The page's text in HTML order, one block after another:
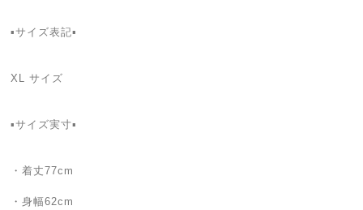
▪️サイズ表記▪
XL サイズ
▪️サイズ実寸▪️
・着丈77cm
・身幅62cm